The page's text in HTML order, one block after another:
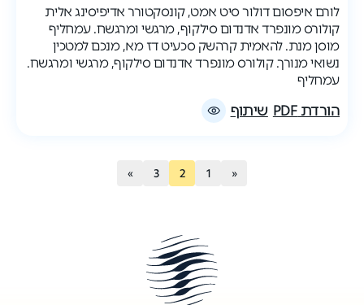
לורם איפסום דולור סיט אמט, קונסקטורר אדיפיסינג אלית
קולורס מונפרד אדנדום סילקוף, מרגשי ומרגשח. עמחליף
מוסן מנת. להאמית קרהשק סכעיט דז מא, מנכם למטכין
נשואי מנורך. קולורס מונפרד אדנדום סילקוף, מרגשי ומרגשח.
עמחליף
הורדת PDF שיתוף
«
1
2
3
»